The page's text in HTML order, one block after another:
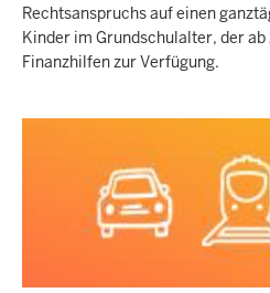
Rechtsanspruchs auf einen
Kinder im Grundschulalter, der
Finanzhilfen zur Verfügung.